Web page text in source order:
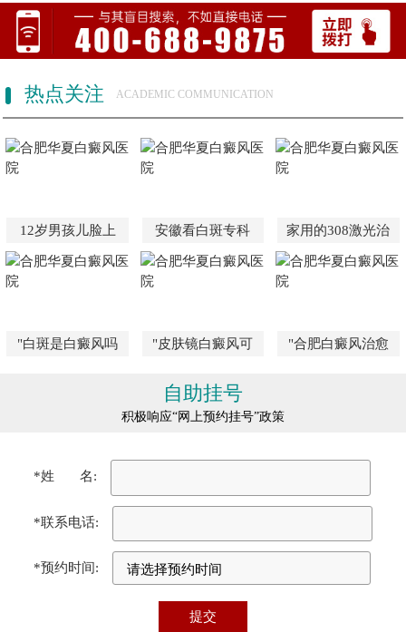
热点关注 ACADEMIC COMMUNICATION
12岁男孩儿脸上 安徽看白斑专科 家用的308激光治
"白斑是白癜风吗 "皮肤镜白癜风可 "合肥白癜风治愈
自助挂号
积极响应“网上预约挂号”政策
*姓 名:
*联系电话:
*预约时间: